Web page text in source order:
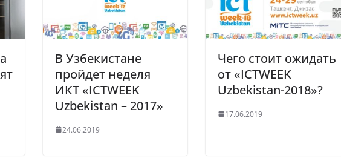
В Узбекистане
пройдет неделя
ИКТ «ICTWEEK
Uzbekistan – 2017»
24.06.2019
Чего стоит ожидать
от «ICTWEEK
Uzbekistan-2018»?
17.06.2019